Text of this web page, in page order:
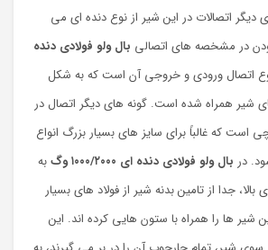
اتصالات در این شیر از نوع دنده ای می
در مشخصه های اتصالی بال ولو فولادی دنده‌
اتصال ورودی و خروجی آن است که به شکل
شیر همراه شده است. گونه ‌های دیگر اتصال در
است که غالباً برای سایز های بسیار بزرگ انواع
در بال ولو فولادی دنده ای ۱۰۰۰/۲۰۰۰ وگ
به
جدا از تامین بدنه شیر از فولاد های بسیار
ها را همراه با ستون هایی کرده اند. این